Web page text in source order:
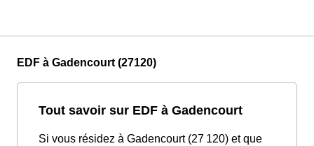
EDF à Gadencourt (27120)
Tout savoir sur EDF à Gadencourt
Si vous résidez à Gadencourt (27 120) et que